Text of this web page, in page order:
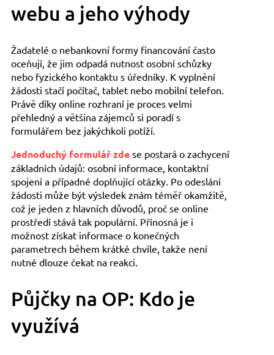
webu a jeho výhody
Žadatelé o nebankovní formy financování často
oceňují, že jim odpadá nutnost osobní schůzky
nebo fyzického kontaktu s úředníky. K vyplnění
žádosti stačí počítač, tablet nebo mobilní telefon.
Právě díky online rozhraní je proces velmi
přehledný a většina zájemců si poradí s
formulářem bez jakýchkoli potíží.
Jednoduchý formulář zdese postará o zachycení
základních údajů: osobní informace, kontaktní
spojení a případné doplňující otázky. Po odeslání
žádosti může být výsledek znám téměř okamžitě,
což je jeden z hlavních důvodů, proč se online
prostředí stává tak populární. Přínosná je i
možnost získat informace o konečných
parametrech během krátké chvíle, takže není
nutné dlouze čekat na reakci.
Půjčky na OP: Kdo je
využívá